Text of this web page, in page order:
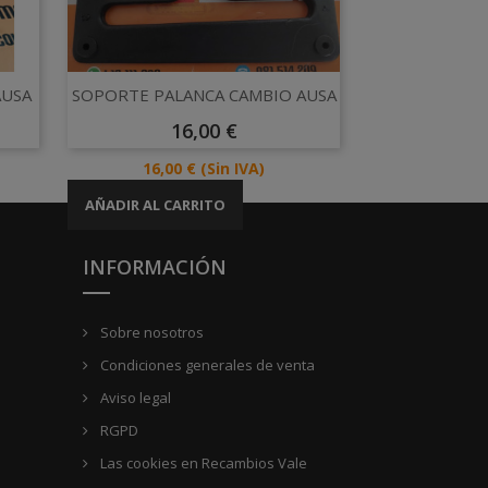
Vista rápida
SOPORTE PALANCA CAMBIO AUSA
Precio
16,00 €
Precio
16,00 € (Sin IVA)
AÑADIR AL CARRITO
INFORMACIÓN
Sobre nosotros
Condiciones generales de venta
Aviso legal
RGPD
Las cookies en Recambios Vale